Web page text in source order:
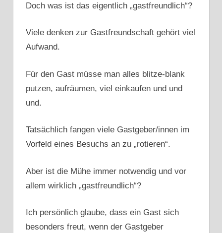
Doch was ist das eigentlich „gastfreundlich“?
Viele denken zur Gastfreundschaft gehört viel
Aufwand.
Für den Gast müsse man alles blitze-blank
putzen, aufräumen, viel einkaufen und und
und.
Tatsächlich fangen viele Gastgeber/innen im
Vorfeld eines Besuchs an zu „rotieren“.
Aber ist die Mühe immer notwendig und vor
allem wirklich „gastfreundlich“?
Ich persönlich glaube, dass ein Gast sich
besonders freut, wenn der Gastgeber